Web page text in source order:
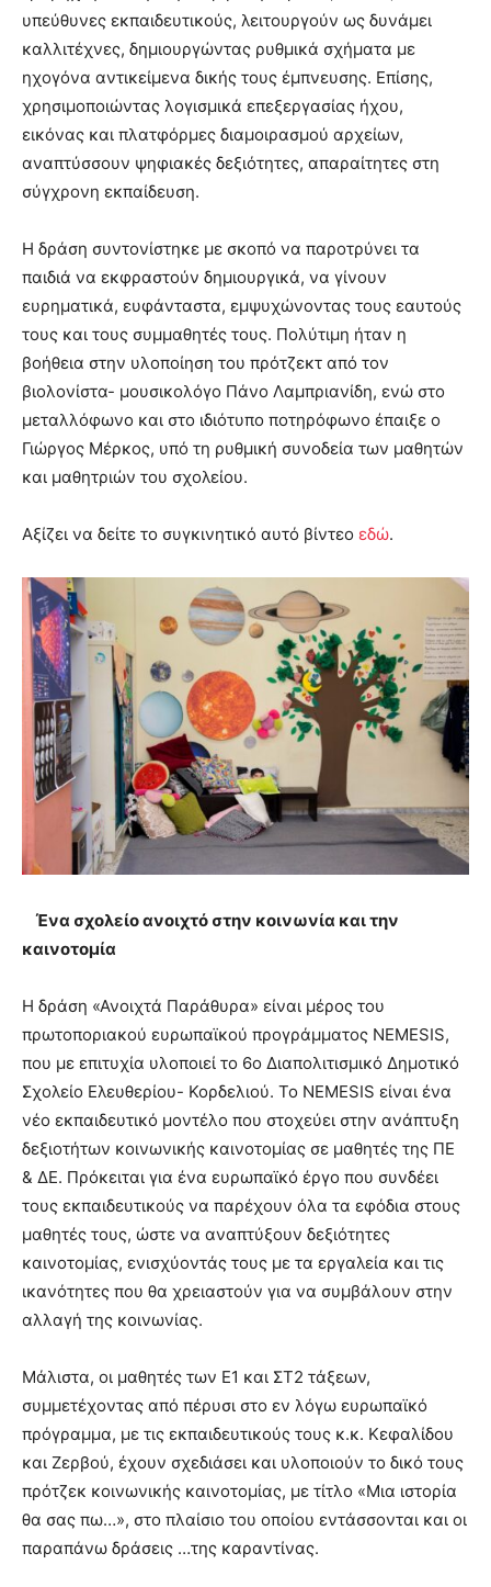
υπεύθυνες εκπαιδευτικούς, λειτουργούν ως δυνάμει
καλλιτέχνες, δημιουργώντας ρυθμικά σχήματα με
ηχογόνα αντικείμενα δικής τους έμπνευσης. Επίσης,
χρησιμοποιώντας λογισμικά επεξεργασίας ήχου,
εικόνας και πλατφόρμες διαμοιρασμού αρχείων,
αναπτύσσουν ψηφιακές δεξιότητες, απαραίτητες στη
σύγχρονη εκπαίδευση.
Η δράση συντονίστηκε με σκοπό να παροτρύνει τα
παιδιά να εκφραστούν δημιουργικά, να γίνουν
ευρηματικά, ευφάνταστα, εμψυχώνοντας τους εαυτούς
τους και τους συμμαθητές τους. Πολύτιμη ήταν η
βοήθεια στην υλοποίηση του πρότζεκτ από τον
βιολονίστα- μουσικολόγο Πάνο Λαμπριανίδη, ενώ στο
μεταλλόφωνο και στο ιδιότυπο ποτηρόφωνο έπαιξε ο
Γιώργος Μέρκος, υπό τη ρυθμική συνοδεία των μαθητών
και μαθητριών του σχολείου.
Αξίζει να δείτε το συγκινητικό αυτό βίντεο εδώ.
Ένα σχολείο ανοιχτό στην κοινωνία και την
καινοτομία
Η δράση «Ανοιχτά Παράθυρα» είναι μέρος του
πρωτοποριακού ευρωπαϊκού προγράμματος NEMESIS,
που με επιτυχία υλοποιεί το 6ο Διαπολιτισμικό Δημοτικό
Σχολείο Ελευθερίου- Κορδελιού. Το NEMESIS είναι ένα
νέο εκπαιδευτικό μοντέλο που στοχεύει στην ανάπτυξη
δεξιοτήτων κοινωνικής καινοτομίας σε μαθητές της ΠΕ
& ΔΕ. Πρόκειται για ένα ευρωπαϊκό έργο που συνδέει
τους εκπαιδευτικούς να παρέχουν όλα τα εφόδια στους
μαθητές τους, ώστε να αναπτύξουν δεξιότητες
καινοτομίας, ενισχύοντάς τους με τα εργαλεία και τις
ικανότητες που θα χρειαστούν για να συμβάλουν στην
αλλαγή της κοινωνίας.
Μάλιστα, οι μαθητές των Ε1 και ΣΤ2 τάξεων,
συμμετέχοντας από πέρυσι στο εν λόγω ευρωπαϊκό
πρόγραμμα, με τις εκπαιδευτικούς τους κ.κ. Κεφαλίδου
και Ζερβού, έχουν σχεδιάσει και υλοποιούν το δικό τους
πρότζεκ κοινωνικής καινοτομίας, με τίτλο «Μια ιστορία
θα σας πω…», στο πλαίσιο του οποίου εντάσσονται και οι
παραπάνω δράσεις …της καραντίνας.